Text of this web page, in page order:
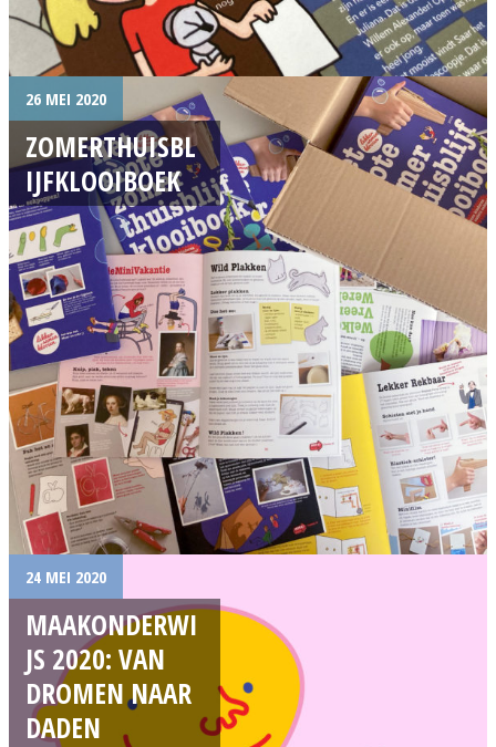
26 MEI 2020
ZOMERTHUISBL
IJFKLOOIBOEK
24 MEI 2020
MAAKONDERWI
JS 2020: VAN
DROMEN NAAR
DADEN